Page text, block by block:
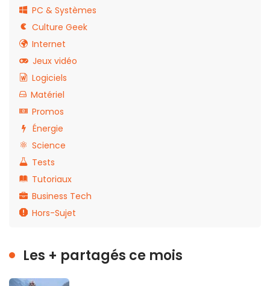
PC & Systèmes
Culture Geek
Internet
Jeux vidéo
Logiciels
Matériel
Promos
Énergie
Science
Tests
Tutoriaux
Business Tech
Hors-Sujet
Les + partagés ce mois